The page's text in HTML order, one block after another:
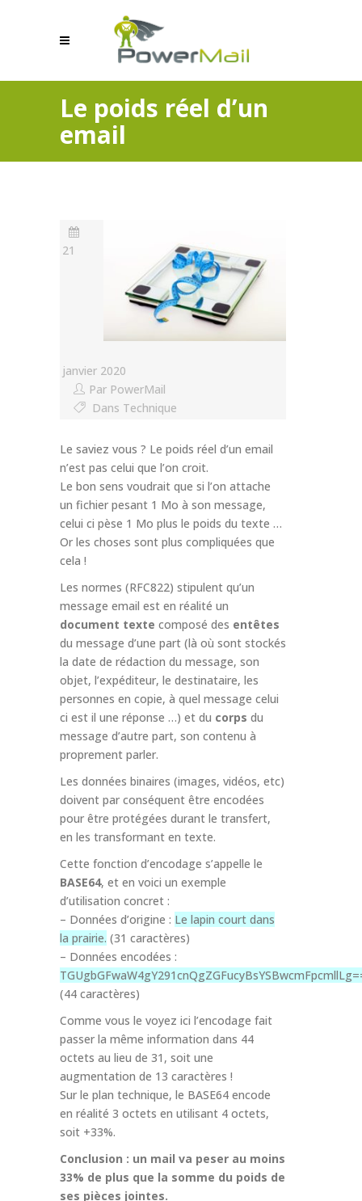
Le poids réel d’un
email
21
janvier 2020
Par PowerMail
Dans Technique
Le saviez vous ? Le poids réel d’un email
n’est pas celui que l’on croit.
Le bon sens voudrait que si l’on attache
un fichier pesant 1 Mo à son message,
celui ci pèse 1 Mo plus le poids du texte …
Or les choses sont plus compliquées que
cela !
Les normes (RFC822) stipulent qu’un
message email est en réalité un
document texte composé des entêtes
du message d’une part (là où sont stockés
la date de rédaction du message, son
objet, l’expéditeur, le destinataire, les
personnes en copie, à quel message celui
ci est il une réponse …) et du corps du
message d’autre part, son contenu à
proprement parler.
Les données binaires (images, vidéos, etc)
doivent par conséquent être encodées
pour être protégées durant le transfert,
en les transformant en texte.
Cette fonction d’encodage s’appelle le
BASE64, et en voici un exemple
d’utilisation concret :
– Données d’origine : Le lapin court dans
la prairie. (31 caractères)
– Données encodées :
(44 caractères)
Comme vous le voyez ici l’encodage fait
passer la même information dans 44
octets au lieu de 31, soit une
augmentation de 13 caractères !
Sur le plan technique, le BASE64 encode
en réalité 3 octets en utilisant 4 octets,
soit +33%.
Conclusion : un mail va peser au moins
33% de plus que la somme du poids de
ses pièces jointes.